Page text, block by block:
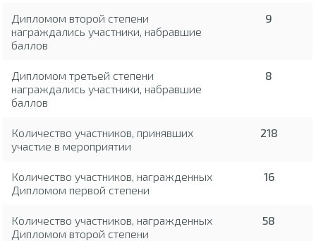
Дипломом второй степени
награждались участники, набравшие
баллов
9
Дипломом третьей степени
награждались участники, набравшие
баллов
8
Количество участников, принявших
участие в мероприятии
218
Количество участников, награжденных
Дипломом первой степени
16
Количество участников, награжденных
Дипломом второй степени
58